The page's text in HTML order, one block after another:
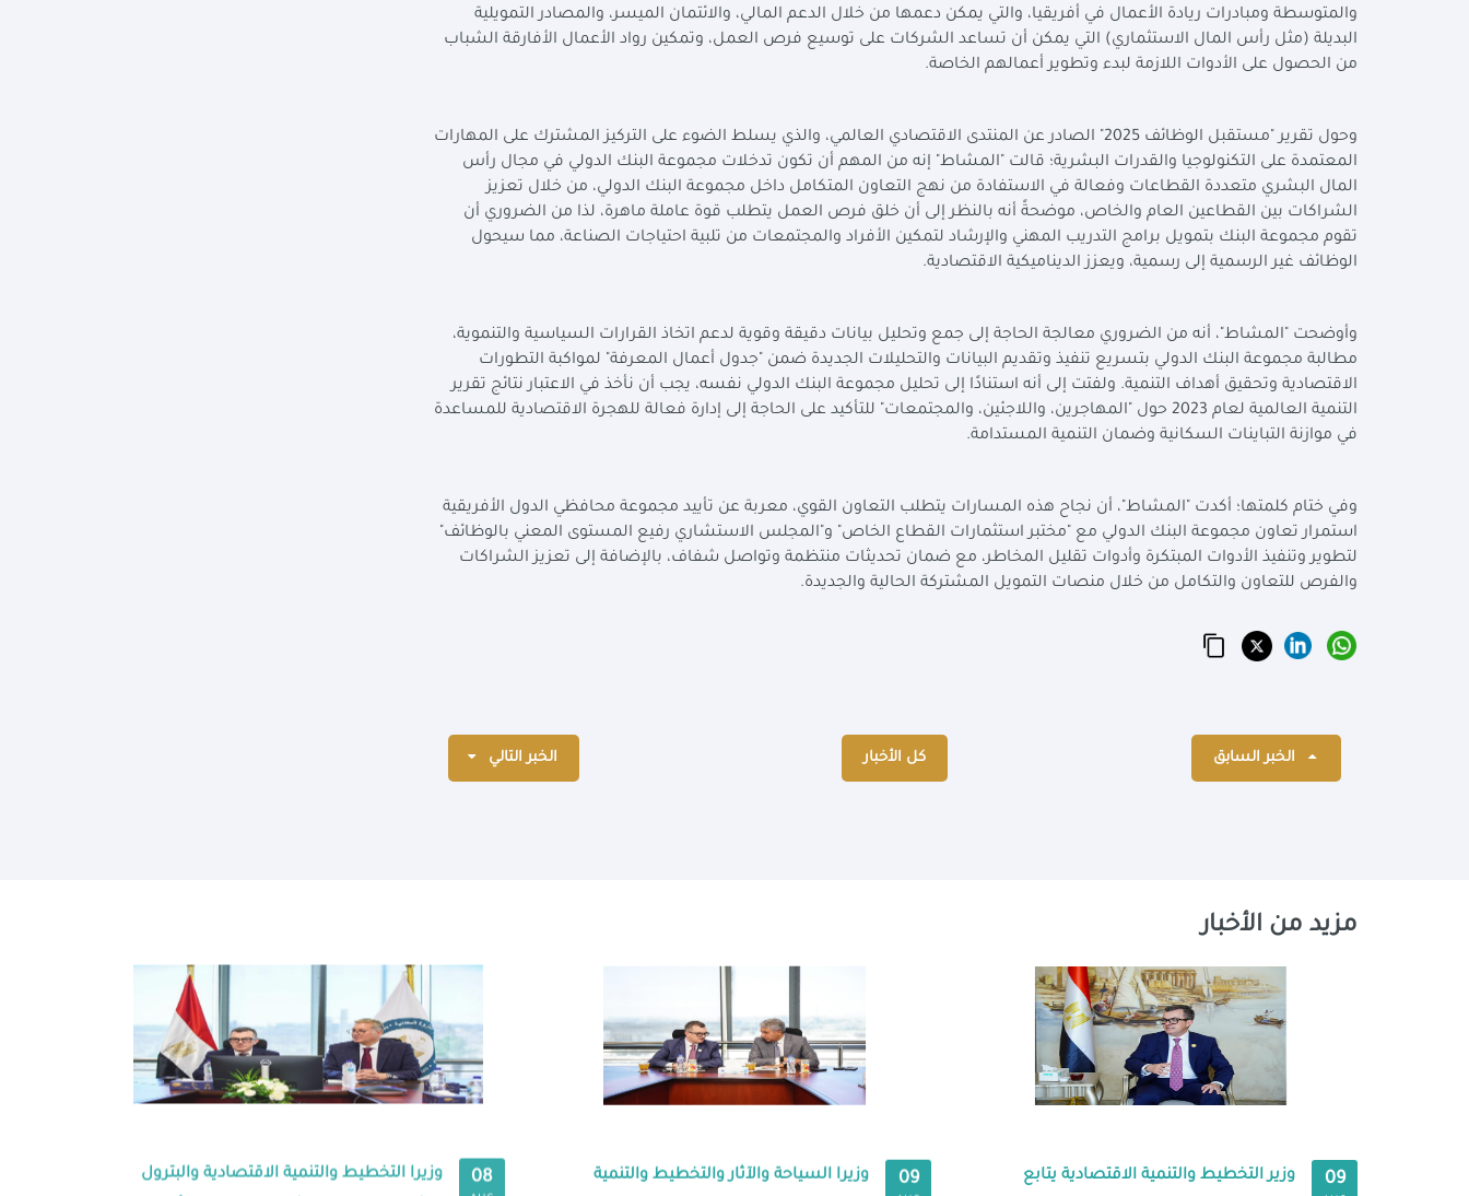
والمتوسطة ومبادرات ريادة الأعمال في أفريقيا، والتي يمكن دعمها من خلال الدعم المالي، والائتمان الميسر، والمصادر التمويلية
البديلة (مثل رأس المال الاستثماري) التي يمكن أن تساعد الشركات على توسيع فرص العمل، وتمكين رواد الأعمال الأفارقة الشباب
من الحصول على الأدوات اللازمة لبدء وتطوير أعمالهم الخاصة.
وحول تقرير "مستقبل الوظائف 2025" الصادر عن المنتدى الاقتصادي العالمي، والذي يسلط الضوء على التركيز المشترك على المهارات
المعتمدة على التكنولوجيا والقدرات البشرية؛ قالت "المشاط" إنه من المهم أن تكون تدخلات مجموعة البنك الدولي في مجال رأس
المال البشري متعددة القطاعات وفعالة في الاستفادة من نهج التعاون المتكامل داخل مجموعة البنك الدولي، من خلال تعزيز
الشراكات بين القطاعين العام والخاص، موضحةً أنه بالنظر إلى أن خلق فرص العمل يتطلب قوة عاملة ماهرة، لذا من الضروري أن
تقوم مجموعة البنك بتمويل برامج التدريب المهني والإرشاد لتمكين الأفراد والمجتمعات من تلبية احتياجات الصناعة، مما سيحول
الوظائف غير الرسمية إلى رسمية، ويعزز الديناميكية الاقتصادية.
وأوضحت "المشاط"، أنه من الضروري معالجة الحاجة إلى جمع وتحليل بيانات دقيقة وقوية لدعم اتخاذ القرارات السياسية والتنموية،
مطالبة مجموعة البنك الدولي بتسريع تنفيذ وتقديم البيانات والتحليلات الجديدة ضمن "جدول أعمال المعرفة" لمواكبة التطورات
الاقتصادية وتحقيق أهداف التنمية. ولفتت إلى أنه استنادًا إلى تحليل مجموعة البنك الدولي نفسه، يجب أن نأخذ في الاعتبار نتائج تقرير
التنمية العالمية لعام 2023 حول "المهاجرين، واللاجئين، والمجتمعات" للتأكيد على الحاجة إلى إدارة فعالة للهجرة الاقتصادية للمساعدة
في موازنة التباينات السكانية وضمان التنمية المستدامة.
وفي ختام كلمتها؛ أكدت "المشاط"، أن نجاح هذه المسارات يتطلب التعاون القوي، معربة عن تأييد مجموعة محافظي الدول الأفريقية
استمرار تعاون مجموعة البنك الدولي مع "مختبر استثمارات القطاع الخاص" و"المجلس الاستشاري رفيع المستوى المعني بالوظائف"
لتطوير وتنفيذ الأدوات المبتكرة وأدوات تقليل المخاطر، مع ضمان تحديثات منتظمة وتواصل شفاف، بالإضافة إلى تعزيز الشراكات
والفرص للتعاون والتكامل من خلال منصات التمويل المشتركة الحالية والجديدة.
الخبر السابق كل الأخبار الخبر التالي
مزيد من الأخبار
09 وزير التخطيط والتنمية الاقتصادية يتابع 09 وزيرا السياحة والآثار والتخطيط والتنمية 08 وزيرا التخطيط والتنمية الاقتصادية والبترول